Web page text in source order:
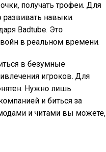
получать трофеи. Для
навыки.
Badtube. Это
в реальном времени.
в безумные
игроков. Для
Нужно лишь
и биться за
и читами вы можете,